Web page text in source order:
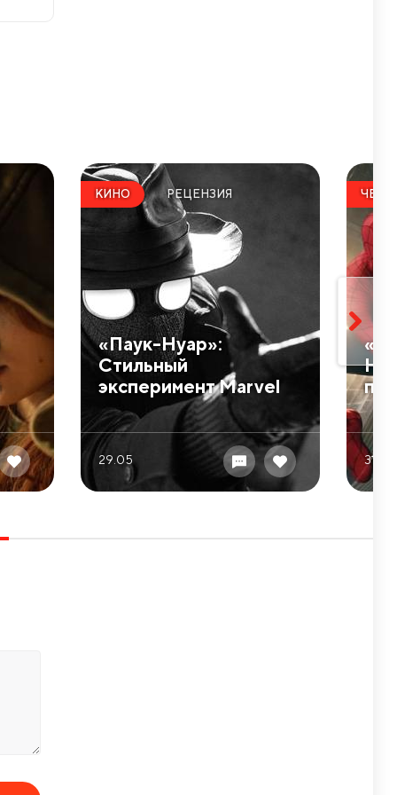
КИНО РЕЦЕНЗИЯ
​«Паук-Нуар»:
Стильный
эксперимент Marvel
29.05 31.07